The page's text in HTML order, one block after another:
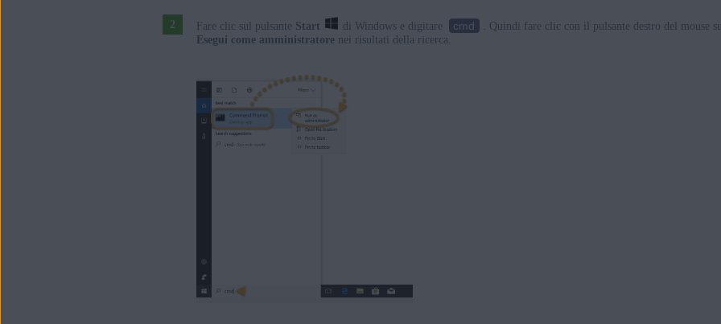
Fare clic sul pulsante Start di Windows e digitare cmd . Quindi fare clic con il pulsante destro del mouse su
Esegui come amministratore nei risultati della ricerca.